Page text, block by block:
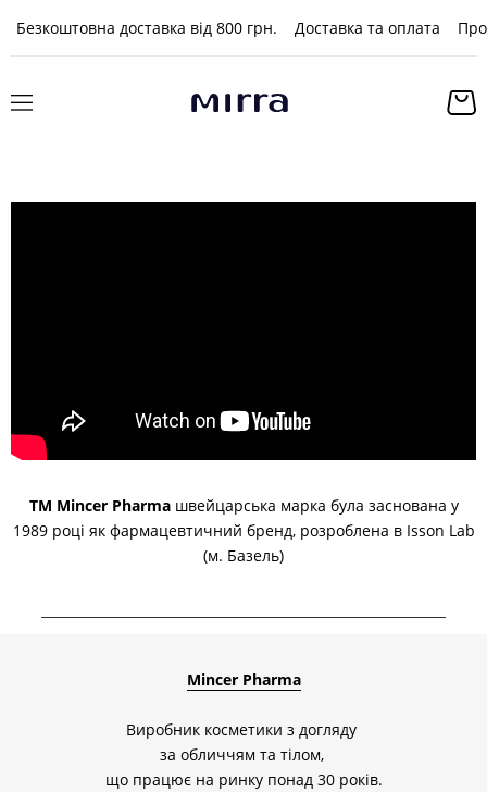
Безкоштовна доставка від 800 грн. Доставка та оплата
ТМ Mincer Pharmaшвейцарська марка була заснована у
1989 році як фармацевтичний бренд, розроблена в Isson Lab
(м. Базель)
Mincer Pharma
Виробник косметики з догляду
за обличчям та тілом,
що працює на ринку понад 30 років.